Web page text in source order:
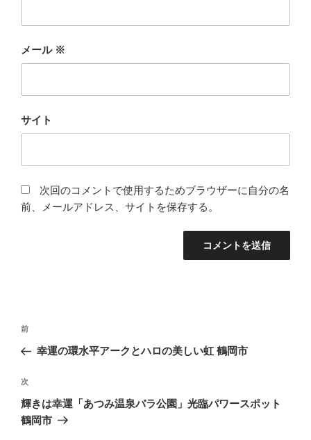
メール ※
サイト
次回のコメントで使用するためブラウザーに自分の名
前、メールアドレス、サイトを保存する。
投
ビ
ゲ
ー
前
の
稿
前
幸運の環水平アークとハロの美しい虹 鶴岡市
次
の
投
次
輝きは幸運「あつみ温泉バラ公園」光臨パワースポット
鶴岡市